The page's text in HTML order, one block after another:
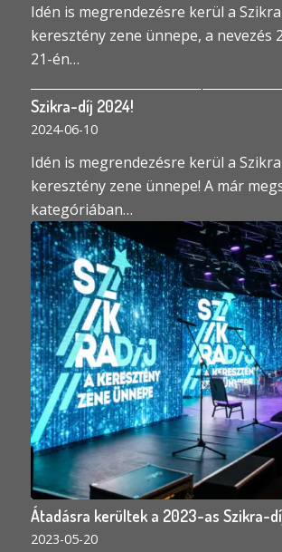
Idén is megrendezésre kerül a
keresztény zene ünnepe, a nevezés
21-én…
Szikra-díj 2024!
2024-06-10
Idén is megrendezésre kerül a
keresztény zene ünnepe! A már
kategóriában…
Átadásra kerültek a 2023-as Szikra-
2023-05-20